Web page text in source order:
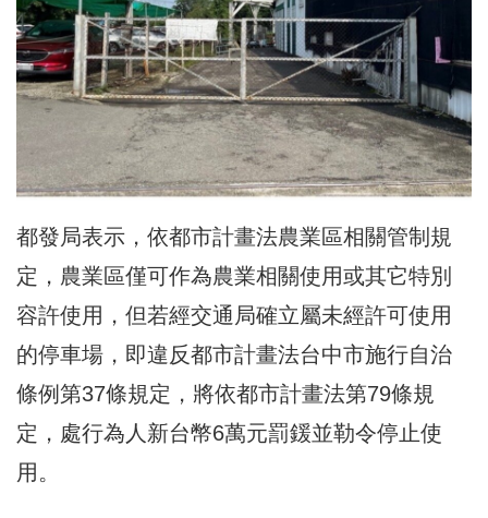
都發局表示，依都市計畫法農業區相關管制規
定，農業區僅可作為農業相關使用或其它特別
容許使用，但若經交通局確立屬未經許可使用
的停車場，即違反都市計畫法台中市施行自治
條例第37條規定，將依都市計畫法第79條規
定，處行為人新台幣6萬元罰鍰並勒令停止使
用。